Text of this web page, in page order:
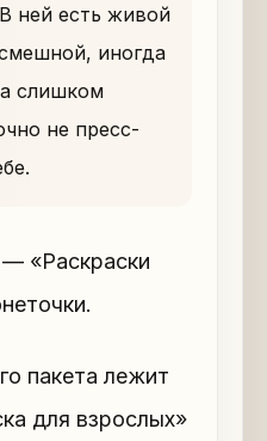
ней есть живой
иногда
слишком
не пресс-
— «Раскраски
пакета лежит
для взрослых»